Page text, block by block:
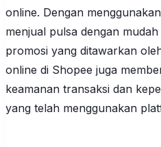
online. Dengan
menjual pulsa dengan
promosi yang ditawarkan
online di Shopee juga
keamanan transaksi dan
yang telah menggunakan